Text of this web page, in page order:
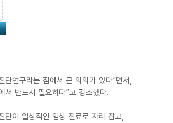
단연구라는 점에서 큰 의의가 있다”면서,
서 반드시 필요하다”고 강조했다.
단이 일상적인 임상 진료로 자리 잡고,